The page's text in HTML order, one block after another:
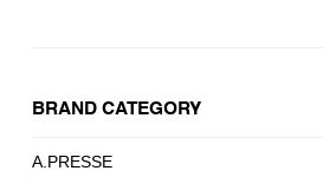
BRAND CATEGORY
A.PRESSE